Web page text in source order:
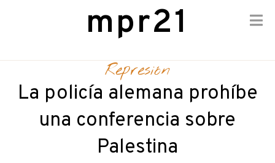
content
mpr21
Represión
La policía alemana prohíbe
una conferencia sobre
Palestina